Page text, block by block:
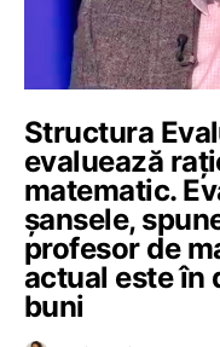
Structura
evaluează
matematic.
șansele,
profesor de
actual este în
buni